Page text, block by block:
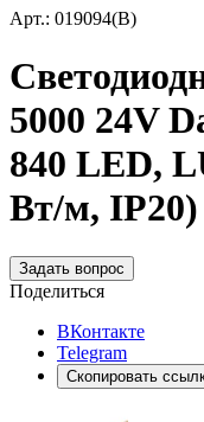
Арт.: 019094(B)
5000 24V
840 LED,
Вт/м, IP20)
Задать вопрос
Поделиться
ВКонтакте
Telegram
Скопировать